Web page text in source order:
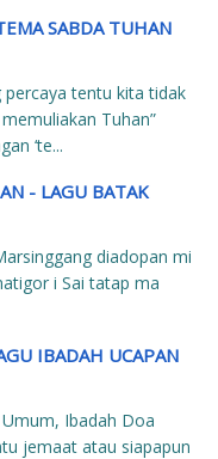
SABDA TUHAN
percaya tentu kita tidak
Tuhan”
‘te...
- LAGU BATAK
diadopan mi
i Sai tatap ma
IBADAH UCAPAN
Ibadah Doa
jemaat atau siapapun